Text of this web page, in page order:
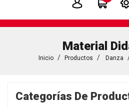
Material
Inicio Productos Danza
Categorías De